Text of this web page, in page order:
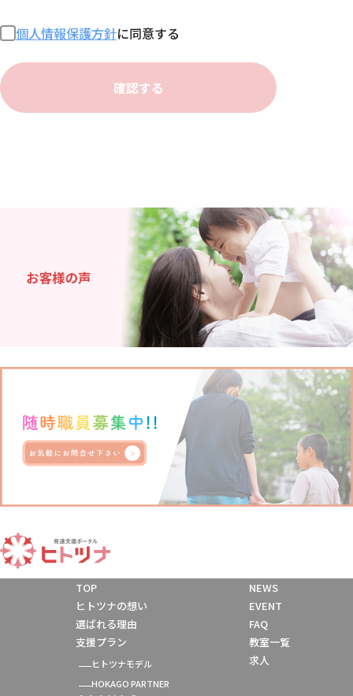
個人情報保護方針に同意する
TOP
ヒトツナの想い
選ばれる理由
支援プラン
ヒトツナモデル
HOKAGO PARTNER
NEWS
EVENT
FAQ
教室一覧
求人